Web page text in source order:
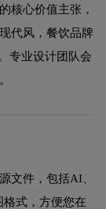
核心价值主张，
代风，餐饮品牌
专业设计团队会
文件，包括AI、
格式，方便您在